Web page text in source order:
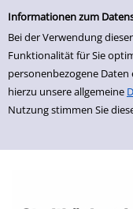
Einfache Suche
Informationen zum
Bei der Verwendung
Funktionalität für Sie
personenbezogene
hierzu unsere allgemeine
Nutzung stimmen Sie
zur Navigation springen
zum Inhalt springen
Zur Detailanzeige springen